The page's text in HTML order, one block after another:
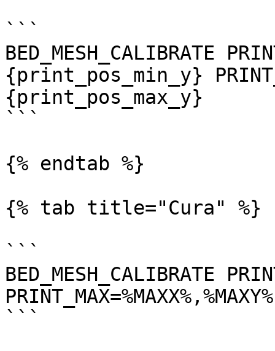
```
BED_MESH_CALIBRATE
{print_pos_min_y}
{print_pos_max_y}
```
{% endtab %}
{% tab title="Cura" %}
```
BED_MESH_CALIBRATE
PRINT_MAX=%MAXX%,%MAXY%
```